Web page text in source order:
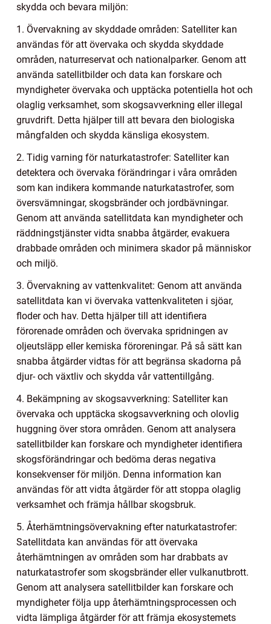
skydda och bevara miljön:
1. Övervakning av skyddade områden: Satelliter kan
användas för att övervaka och skydda skyddade
områden, naturreservat och nationalparker. Genom att
använda satellitbilder och data kan forskare och
myndigheter övervaka och upptäcka potentiella hot och
olaglig verksamhet, som skogsavverkning eller illegal
gruvdrift. Detta hjälper till att bevara den biologiska
mångfalden och skydda känsliga ekosystem.
2. Tidig varning för naturkatastrofer: Satelliter kan
detektera och övervaka förändringar i våra områden
som kan indikera kommande naturkatastrofer, som
översvämningar, skogsbränder och jordbävningar.
Genom att använda satellitdata kan myndigheter och
räddningstjänster vidta snabba åtgärder, evakuera
drabbade områden och minimera skador på människor
och miljö.
3. Övervakning av vattenkvalitet: Genom att använda
satellitdata kan vi övervaka vattenkvaliteten i sjöar,
floder och hav. Detta hjälper till att identifiera
förorenade områden och övervaka spridningen av
oljeutsläpp eller kemiska föroreningar. På så sätt kan
snabba åtgärder vidtas för att begränsa skadorna på
djur- och växtliv och skydda vår vattentillgång.
4. Bekämpning av skogsavverkning: Satelliter kan
övervaka och upptäcka skogsavverkning och olovlig
huggning över stora områden. Genom att analysera
satellitbilder kan forskare och myndigheter identifiera
skogsförändringar och bedöma deras negativa
konsekvenser för miljön. Denna information kan
användas för att vidta åtgärder för att stoppa olaglig
verksamhet och främja hållbar skogsbruk.
5. Återhämtningsövervakning efter naturkatastrofer:
Satellitdata kan användas för att övervaka
återhämtningen av områden som har drabbats av
naturkatastrofer som skogsbränder eller vulkanutbrott.
Genom att analysera satellitbilder kan forskare och
myndigheter följa upp återhämtningsprocessen och
vidta lämpliga åtgärder för att främja ekosystemets